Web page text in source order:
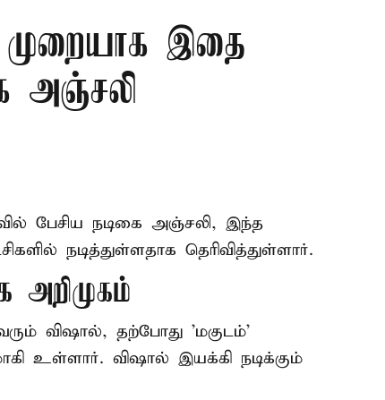
முறையாக இதை
அஞ்சலி
பேசிய நடிகை அஞ்சலி, இந்த
நடித்துள்ளதாக தெரிவித்துள்ளார்.
அறிமுகம்
விஷால், தற்போது 'மகுடம்'
உள்ளார். விஷால் இயக்கி நடிக்கும்